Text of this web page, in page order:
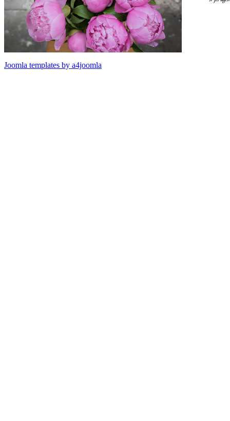
Joomla templates by a4joomla